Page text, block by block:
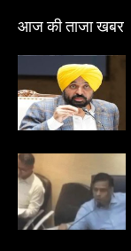
आज की ताजा खबर